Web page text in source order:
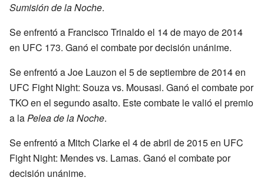
Sumisión de la Noche.
Se enfrentó a Francisco Trinaldo el 14 de mayo de 2014
en UFC 173. Ganó el combate por decisión unánime.
Se enfrentó a Joe Lauzon el 5 de septiembre de 2014 en
UFC Fight Night: Souza vs. Mousasi. Ganó el combate por
TKO en el segundo asalto. Este combate le valió el premio
a laPelea de la Noche.
Se enfrentó a Mitch Clarke el 4 de abril de 2015 en UFC
Fight Night: Mendes vs. Lamas. Ganó el combate por
decisión unánime.